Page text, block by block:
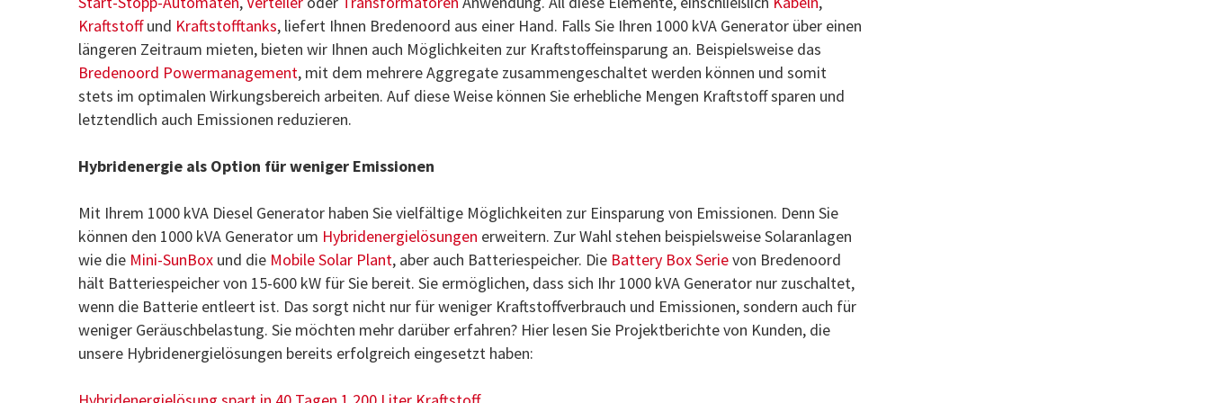
Kraftstoffund Kraftstofftanks, liefert Ihnen Bredenoord aus einer Hand. Falls Sie Ihren 1000 kVA Generator über einen
längeren Zeitraum mieten, bieten wir Ihnen auch Möglichkeiten zur Kraftstoffeinsparung an. Beispielsweise das
Bredenoord Powermanagement, mit dem mehrere Aggregate zusammengeschaltet werden können und somit
stets im optimalen Wirkungsbereich arbeiten. Auf diese Weise können Sie erhebliche Mengen Kraftstoff sparen und
letztendlich auch Emissionen reduzieren.
Hybridenergie als Option für weniger Emissionen
Mit Ihrem 1000 kVA Diesel Generator haben Sie vielfältige Möglichkeiten zur Einsparung von Emissionen. Denn Sie
können den 1000 kVA Generator um Hybridenergielösungen erweitern. Zur Wahl stehen beispielsweise Solaranlagen
wie die Mini-SunBox und die Mobile Solar Plant, aber auch Batteriespeicher. Die Battery Box Serievon Bredenoord
hält Batteriespeicher von 15-600 kW für Sie bereit. Sie ermöglichen, dass sich Ihr 1000 kVA Generator nur zuschaltet,
wenn die Batterie entleert ist. Das sorgt nicht nur für weniger Kraftstoffverbrauch und Emissionen, sondern auch für
weniger Geräuschbelastung. Sie möchten mehr darüber erfahren? Hier lesen Sie Projektberichte von Kunden, die
unsere Hybridenergielösungen bereits erfolgreich eingesetzt haben: